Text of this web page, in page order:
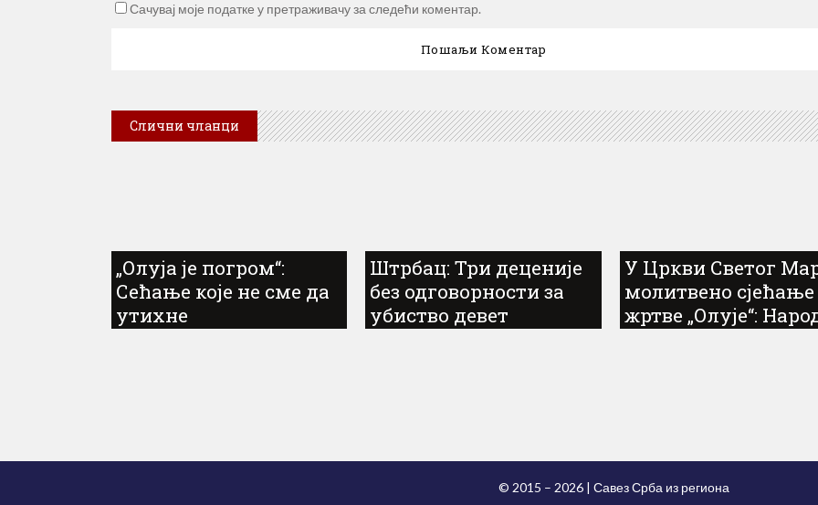
Сачувај моје податке у претраживачу за следећи коментар.
Слични чланци
„Олуја је погром“:
Сећање које не сме да
утихне
Штрбац: Три деценије
без одговорности за
убиство девет
У Цркви Светог
молитвено
жртве „Олује“:
© 2015 – 2026 | Савез Срба из региона